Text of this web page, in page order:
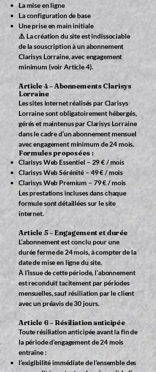
La mise en ligne
La configuration de base
Une prise en main initiale
⚠️ La création du site est indissociable
de la souscription à un abonnement
Clarisys Lorraine, avec engagement
minimum (voir Article 4).
Article 4 – Abonnements Clarisys
Lorraine
Les sites internet réalisés par Clarisys
Lorraine sont obligatoirement hébergés,
gérés et maintenus par Clarisys Lorraine
dans le cadre d’un abonnement mensuel
avec engagement minimum de 24 mois.
Formules proposées :
Clarisys Web Essentiel – 29 € / mois
Clarisys Web Sérénité – 49 € / mois
Clarisys Web Premium – 79 € / mois
Les prestations incluses dans chaque
formule sont détaillées sur le site
internet.
Article 5 – Engagement et durée
L’abonnement est conclu pour une
durée ferme de 24 mois, à compter de la
date de mise en ligne du site.
À l’issue de cette période, l’abonnement
est reconduit tacitement par périodes
mensuelles, sauf résiliation par le client
avec un préavis de 30 jours.
Article 6 – Résiliation anticipée
Toute résiliation anticipée avant la fin de
la période d’engagement de 24 mois
entraîne :
l’exigibilité immédiate de l’ensemble des